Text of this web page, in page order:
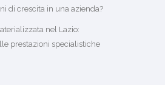
di crescita in una azienda?
nel Lazio:
prestazioni specialistiche